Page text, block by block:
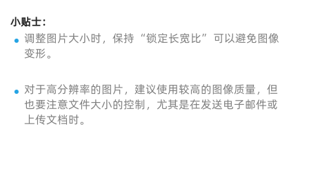
小贴士：
调整图片大小时，保持 “锁定长宽比” 可以避免图像
变形。
对于高分辨率的图片，建议使用较高的图像质量，但
也要注意文件大小的控制，尤其是在发送电子邮件或
上传文档时。